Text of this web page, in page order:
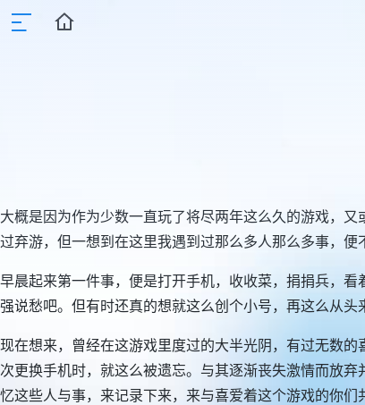
大概是因为作为少数一直玩了将尽两年这么久的游戏，
过弃游，但一想到在这里我遇到过那么多人那么多事，
早晨起来第一件事，便是打开手机，收收菜，捐捐兵，
强说愁吧。但有时还真的想就这么创个小号，再这么从
现在想来，曾经在这游戏里度过的大半光阴，有过无数
次更换手机时，就这么被遗忘。与其逐渐丧失激情而放
忆这些人与事，来记录下来，来与喜爱着这个游戏的你们